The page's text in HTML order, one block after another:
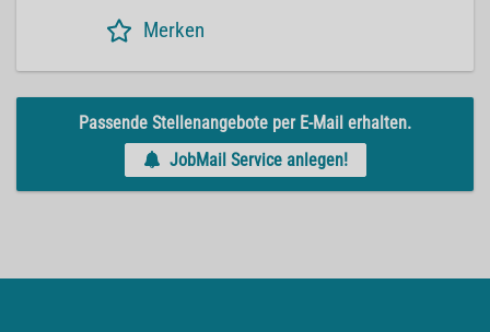
Merken
Passende Stellenangebote per E-Mail erhalten.
JobMail Service anlegen!